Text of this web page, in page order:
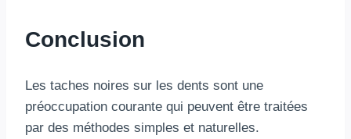
Conclusion
Les taches noires sur les dents sont une
préoccupation courante qui peuvent être traitées
par des méthodes simples et naturelles.